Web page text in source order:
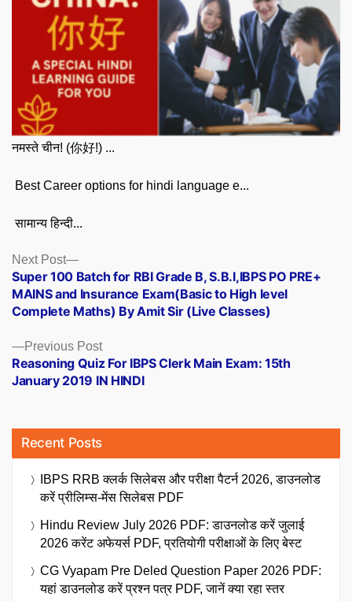
नमस्ते चीन! (你好!) ...
Best Career options for hindi language e...
सामान्य हिन्दी...
Posts
navigation
Previous PostPrevious
post:
Reasoning Quiz For IBPS Clerk Main Exam: 15th
January 2019 IN HINDI
Next Post
Next
post:
Super 100 Batch for RBI Grade B, S.B.I,IBPS PO PRE+
MAINS and Insurance Exam(Basic to High level
Complete Maths) By Amit Sir (Live Classes)
Recent Posts
IBPS RRB क्लर्क सिलेबस और परीक्षा पैटर्न 2026, डाउनलोड
करें प्रीलिम्स-मेंस सिलेबस PDF
Hindu Review July 2026 PDF: डाउनलोड करें जुलाई
2026 करेंट अफेयर्स PDF, प्रतियोगी परीक्षाओं के लिए बेस्ट
CG Vyapam Pre Deled Question Paper 2026 PDF:
यहां डाउनलोड करें प्रश्न पत्र PDF, जानें क्या रहा स्तर